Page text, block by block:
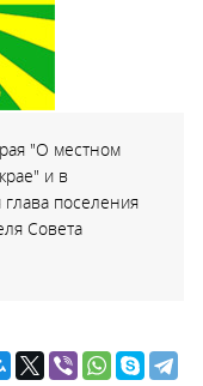
"О местном
и в
глава поселения
Совета